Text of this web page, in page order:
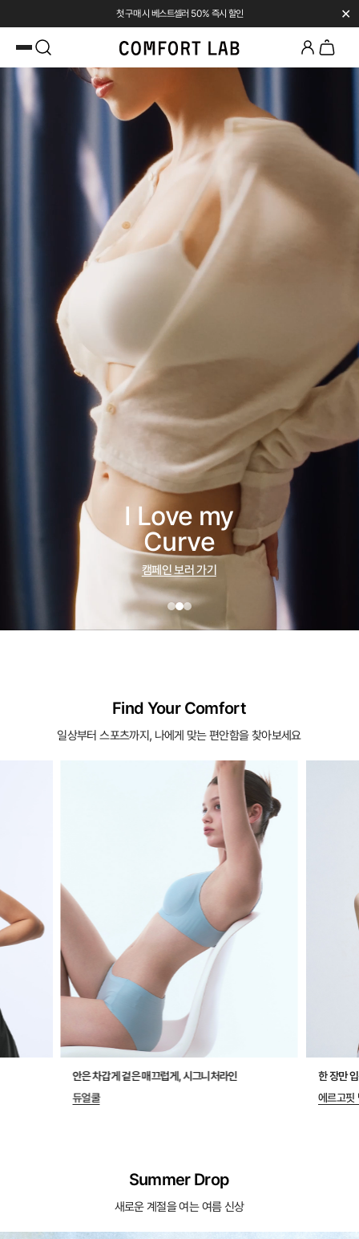
첫 구매 시 베스트셀러 50% 즉시 할인 ✕
I Love my
Curve
캠페인 보러 가기
Find Your Comfort
일상부터 스포츠까지, 나에게 맞는 편안함을 찾아보세요
안은 차갑게 겉은 매끄럽게, 시그니처라인
듀얼쿨
한 장만
에르고핏
Summer Drop
새로운 계절을 여는 여름 신상